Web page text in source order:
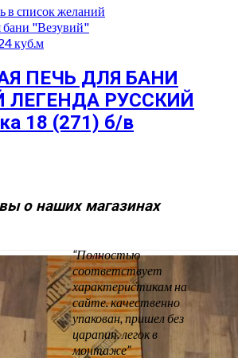
в список желаний
бани "Везувий"
куб.м
ПЕЧЬ ДЛЯ БАНИ
ЛЕГЕНДА РУССКИЙ
18 (271) б/в
о наших магазинах
“Полностью
соответствует
характеристикам на
сайте. качественно
упакован, пришел без
царапин. легок в
монтаже”